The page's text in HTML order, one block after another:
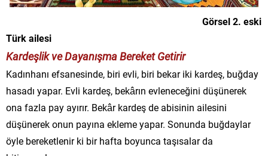
Görsel 2. eski
Türk ailesi
Kardeşlik ve Dayanışma Bereket Getirir
Kadınhanı efsanesinde, biri evli, biri bekar iki kardeş, buğday
hasadı yapar. Evli kardeş, bekârın evleneceğini düşünerek
ona fazla pay ayırır. Bekâr kardeş de abisinin ailesini
düşünerek onun payına ekleme yapar. Sonunda buğdaylar
öyle bereketlenir ki bir hafta boyunca taşısalar da